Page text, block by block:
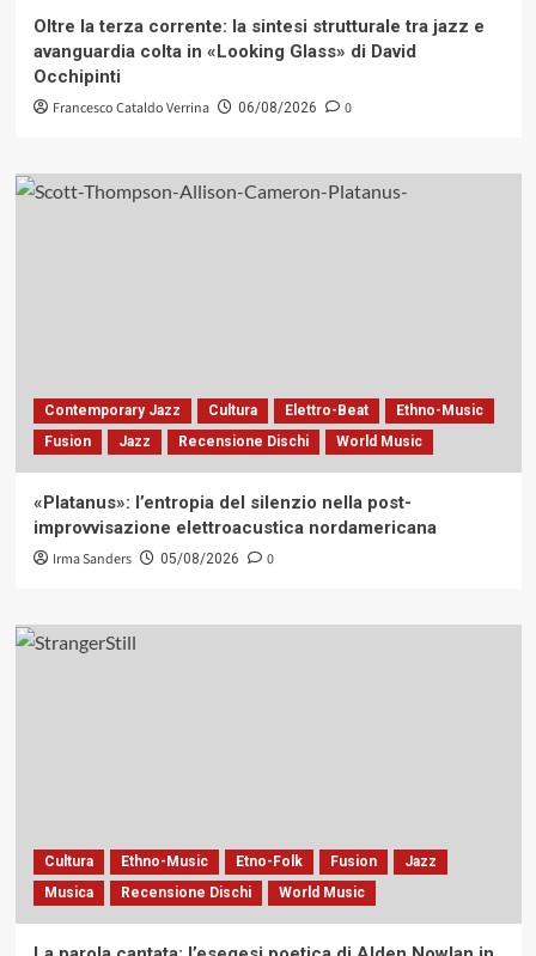
Oltre la terza corrente: la sintesi strutturale tra jazz e
avanguardia colta in «Looking Glass» di David
Occhipinti
Francesco Cataldo Verrina 06/08/2026 0
Contemporary Jazz Cultura Elettro-Beat
Ethno-Music
Fusion
Jazz Recensione Dischi World Music
«Platanus»: l’entropia del silenzio nella post-
improvvisazione elettroacustica nordamericana
Irma Sanders 05/08/2026 0
Cultura Ethno-Music Etno-Folk Fusion
Jazz
Musica
Recensione Dischi World Music